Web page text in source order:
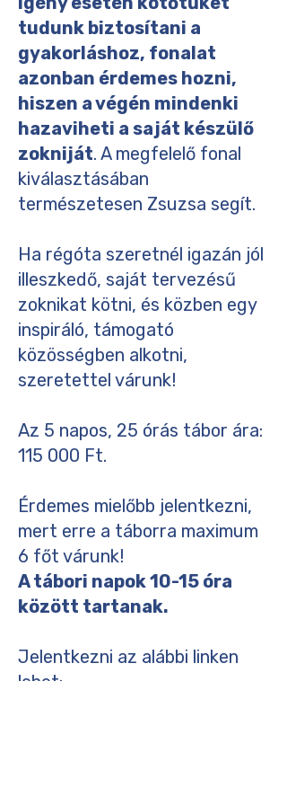
tudunk biztosítani a
gyakorláshoz, fonalat
azonban érdemes hozni,
hiszen a végén mindenki
hazaviheti a saját készülő
zokniját. A megfelelő fonal
kiválasztásában
természetesen Zsuzsa segít.
Ha régóta szeretnél igazán jól
illeszkedő, saját tervezésű
zoknikat kötni, és közben egy
inspiráló, támogató
közösségben alkotni,
szeretettel várunk!
Az 5 napos, 25 órás tábor ára:
115 000 Ft.
Érdemes mielőbb jelentkezni,
mert erre a táborra maximum
6 főt várunk!
A tábori napok 10-15 óra
között tartanak.
Jelentkezni az alábbi linken
lehet: